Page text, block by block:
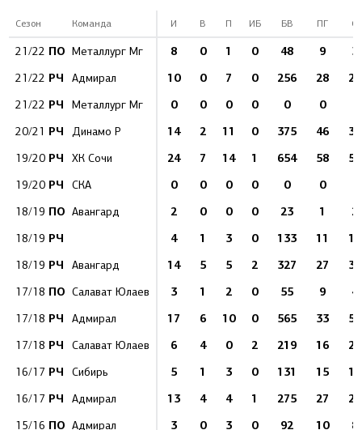
Сезон Команда И В П ИБ БВ ПГ
21/22 ПО Металлург Мг 8 0 1 0 48 9
21/22 РЧ Адмирал 10 0 7 0 256 28
21/22 РЧ Металлург Мг 0 0 0 0 0 0
20/21 РЧ Динамо Р 14 2 11 0 375 46
19/20 РЧ ХК Сочи 24 7 14 1 654 58
19/20 РЧ СКА 0 0 0 0 0 0
18/19 ПО Авангард 2 0 0 0 23 1
18/19 РЧ 4 1 3 0 133 11
18/19 РЧ Авангард 14 5 5 2 327 27
17/18 ПО Салават Юлаев 3 1 2 0 55 9
17/18 РЧ Адмирал 17 6 10 0 565 33
17/18 РЧ Салават Юлаев 6 4 0 2 219 16
16/17 РЧ Сибирь 5 1 3 0 131 15
16/17 РЧ Адмирал 13 4 4 1 275 27
15/16 ПО Адмирал 3 0 3 0 92 10